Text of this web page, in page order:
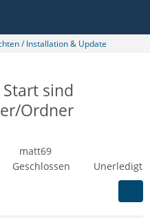
/ Installation & Update
sind
Ordner
matt69
Geschlossen Unerledigt